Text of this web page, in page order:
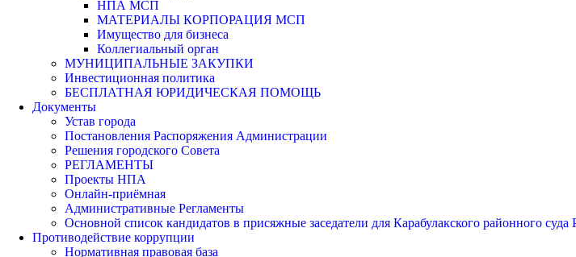
НПА МСП
МАТЕРИАЛЫ КОРПОРАЦИЯ МСП
Имущество для бизнеса
Коллегиальный орган
МУНИЦИПАЛЬНЫЕ ЗАКУПКИ
Инвестиционная политика
БЕСПЛАТНАЯ ЮРИДИЧЕСКАЯ ПОМОЩЬ
Документы
Устав города
Постановления Распоряжения Администрации
Решения городского Совета
РЕГЛАМЕНТЫ
Проекты НПА
Онлайн-приёмная
Административные Регламенты
Основной список кандидатов в присяжные заседатели для Карабулакского районного
Противодействие коррупции
Нормативная правовая база